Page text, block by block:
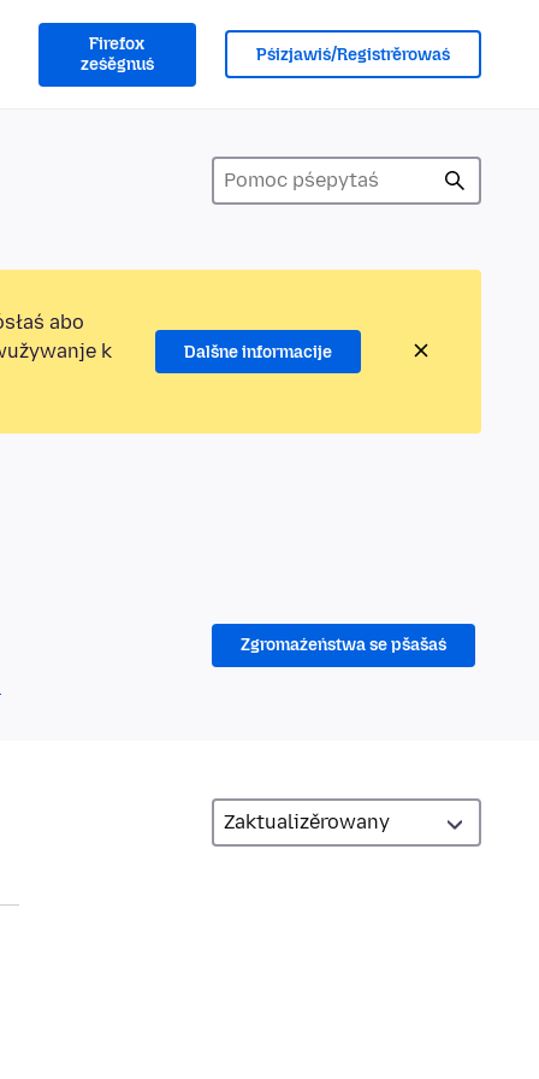
Firefox
ześěgnuś
Pśizjawiś/Registrěrowaś
abo
k
Dalšne informacije
Zgromaźeństwa se pšašaś